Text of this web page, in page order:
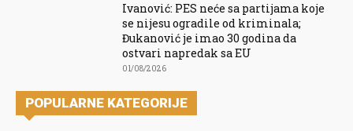
Ivanović: PES neće sa partijama koje
se nijesu ogradile od kriminala;
Đukanović je imao 30 godina da
ostvari napredak sa EU
01/08/2026
POPULARNE KATEGORIJE